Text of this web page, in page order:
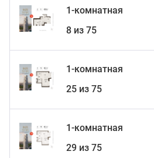
1-комнатная
8 из 75
1-комнатная
25 из 75
1-комнатная
29 из 75